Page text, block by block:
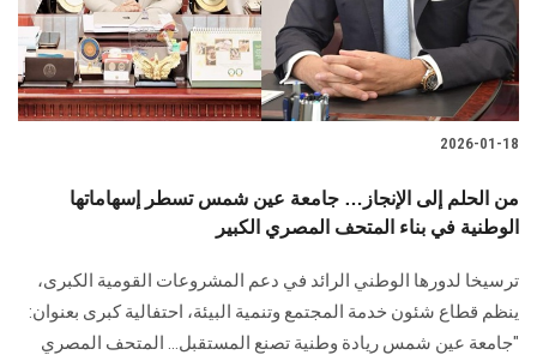
2026-01-18
من الحلم إلى الإنجاز… جامعة عين شمس تسطر إسهاماتها
الوطنية في بناء المتحف المصري الكبير
ترسيخا لدورها الوطني الرائد في دعم المشروعات القومية الكبرى،
ينظم قطاع شئون خدمة المجتمع وتنمية البيئة، احتفالية كبرى بعنوان:
"جامعة عين شمس ريادة وطنية تصنع المستقبل… المتحف المصري